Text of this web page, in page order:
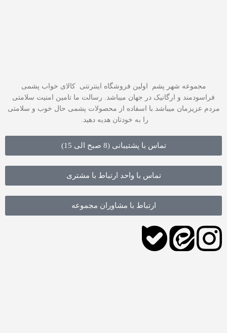
مجموعه شهر پشم اولین فروشگاه اینترنتی کالای خواب پشمی
فراسودمند و ارگانیک در جهان میباشد. رسالت ما تامین امنیت سلامتی
مردم عزیزمان میباشد.با اسفاده از محصولات پشمی حال خوب و سلامتی
را به خودتان هدیه دهید.
تماس با پشتیبانی (8 صبح الی 15)
تماس با واحد ارتباط با مشتری
ارتباط با مشاوران مجموعه